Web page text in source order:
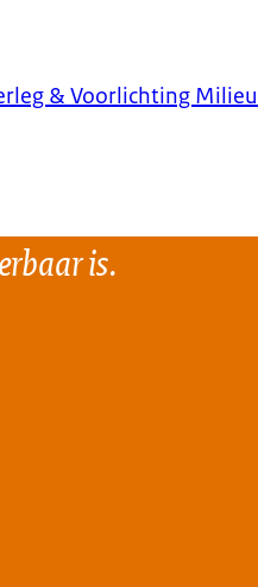
& Voorlichting Milieu
is.